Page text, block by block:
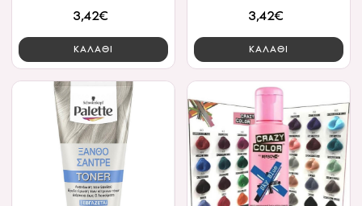
3,42€
ΚΑΛΑΘΙ
3,42€
ΚΑΛΑΘΙ